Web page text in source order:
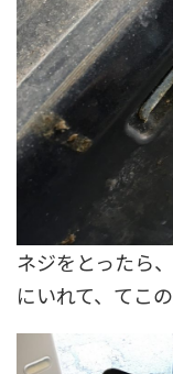
ネジをとったら
にいれて、てこ